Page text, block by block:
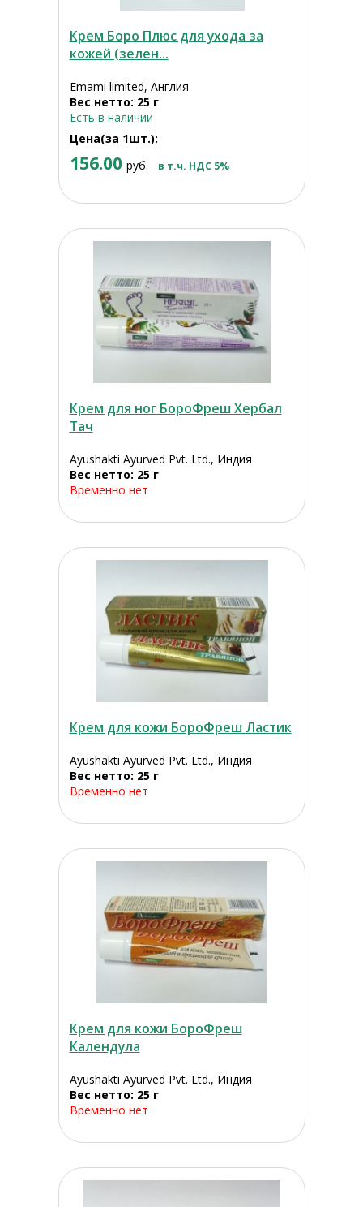
Крем Боро Плюс для ухода за
кожей (зелен...
Emami limited, Англия
Вес нетто: 25 г
Есть в наличии
Цена(за 1шт.):
156.00 руб. в т.ч. НДС 5%
Крем для ног БороФреш Хербал
Тач
Ayushakti Ayurved Pvt. Ltd., Индия
Вес нетто: 25 г
Временно нет
Крем для кожи БороФреш Ластик
Ayushakti Ayurved Pvt. Ltd., Индия
Вес нетто: 25 г
Временно нет
Крем для кожи БороФреш
Календула
Ayushakti Ayurved Pvt. Ltd., Индия
Вес нетто: 25 г
Временно нет